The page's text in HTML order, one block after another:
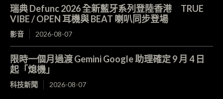
瑞典 Defunc 2026 全新藍牙系列登陸香港 TRUE
VIBE / OPEN 耳機與 BEAT 喇叭同步登場
影音 2026-08-07
限時一個月過渡 Gemini Google 助理確定 9 月 4 日
起「熄機」
科技新聞 2026-08-07